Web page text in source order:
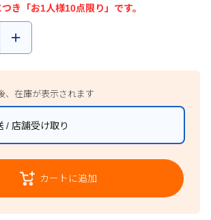
き「お1人様10点限り」です。
、在庫が表示されます
/ 店舗受け取り
カートに追加